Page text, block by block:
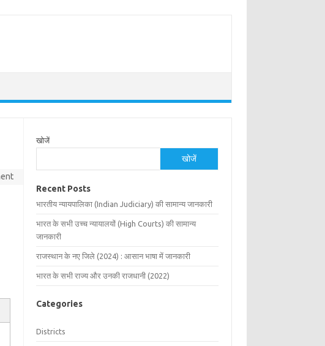
खोजें
खोजें
Recent Posts
भारतीय न्यायपालिका (Indian Judiciary) की सामान्य जानकारी
भारत के सभी उच्च न्यायालयों (High Courts) की सामान्य
जानकारी
राजस्थान के नए जिले (2024) : आसान भाषा में जानकारी
भारत के सभी राज्य और उनकी राजधानी (2022)
Categories
Districts